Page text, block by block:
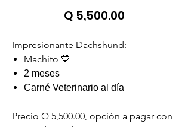
Q 5,500.00Precio
Impresionante Dachshund:
Machito 💙
2 meses
Carné Veterinario al día
Precio Q 5,500.00, opción a pagar con